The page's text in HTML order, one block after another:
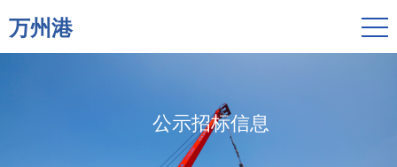
万州港
公示招标信息